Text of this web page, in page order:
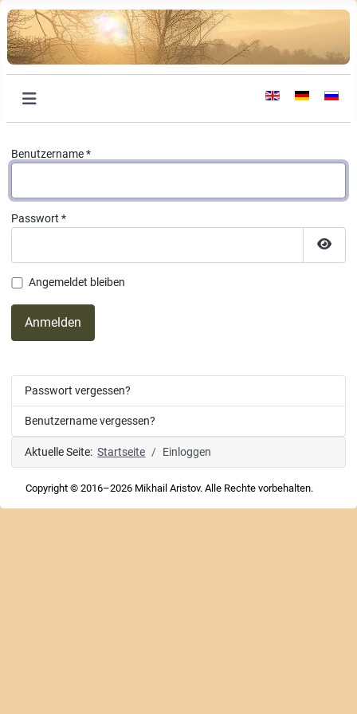
Sprache auswählen
Benutzername*
Passwort *
Angemeldet bleiben
Anmelden
Passwort vergessen?
Benutzername vergessen?
Aktuelle Seite:Startseite Einloggen
Copyright © 2016–2026 Mikhail Aristov. Alle Rechte vorbehalten.